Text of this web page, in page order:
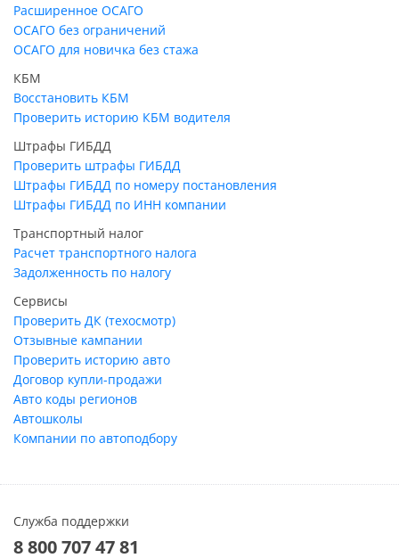
Расширенное ОСАГО
ОСАГО без ограничений
ОСАГО для новичка без стажа
КБМ
Восстановить КБМ
Проверить историю КБМ водителя
Штрафы ГИБДД
Проверить штрафы ГИБДД
Штрафы ГИБДД по номеру постановления
Штрафы ГИБДД по ИНН компании
Транспортный налог
Расчет транспортного налога
Задолженность по налогу
Сервисы
Проверить ДК (техосмотр)
Отзывные кампании
Проверить историю авто
Договор купли-продажи
Авто коды регионов
Автошколы
Компании по автоподбору
Служба поддержки
8 800 707 47 81